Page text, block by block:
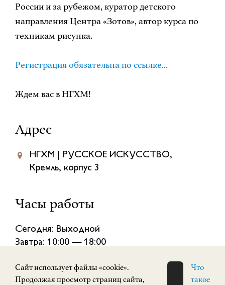
России и за рубежом, куратор детского
направления Центра «Зотов», автор курса по
техникам рисунка.
Регистрация обязательна по ссылке...
Ждем вас в НГХМ!
Адрес
НГХМ | РУССКОЕ ИСКУССТВО,
Кремль, корпус 3
Часы работы
Сегодня: Выходной
Завтра: 10:00 — 18:00
Cайт использует файлы «cookie».
Продолжая просмотр страниц сайта,
Что
такое